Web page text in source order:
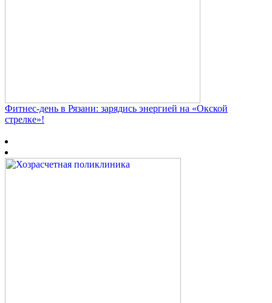
Фитнес‑день в Рязани: зарядись энергией на «Окской
стрелке»!